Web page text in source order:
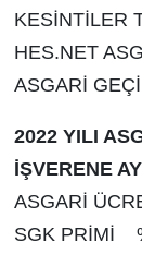
KESİNTİLER
HES.NET
ASGARİ
2022 YILI
İŞVERENE
ASGARİ
SGK PRİMİ